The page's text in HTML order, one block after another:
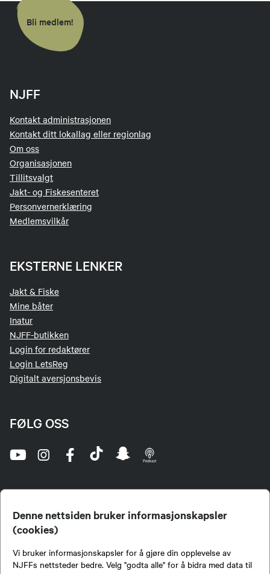
Denne nettsiden bruker informasjonskapsler
(cookies)
Vi bruker informasjonskapsler for å gjøre din opplevelse av
NJFFs nettsteder bedre. Velg "godta alle" for å bidra med data til
Bli medlem!
NJFF
Kontakt administrasjonen
Kontakt ditt lokallag eller regionlag
Om oss
Organisasjonen
Tillitsvalgt
Jakt- og Fiskesenteret
Personvernerklæring
Medlemsvilkår
EKSTERNE LENKER
Jakt & Fiske
Mine båter
Inatur
NJFF-butikken
Login for redaktører
Login LetsReg
Digitalt aversjonsbevis
FØLG OSS
jegere og sportsfiskere og et av de viktigste miljøene for formidling av kunnskap om jakt og
fiske i Norge. Vi er en partipolitisk nøytral organisasjon, men har et sterkt jakt-, fiske-, og